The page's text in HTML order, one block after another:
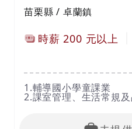
苗栗縣 / 卓蘭鎮
時薪 200 元以上
1.輔導國小學童課業
2.課室管理、生活常規
3.其他主管交辦事項
5.兼職/正職皆可